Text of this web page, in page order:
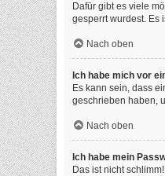
Dafür gibt es viele
gesperrt wurdest. Es
Nach oben
Ich habe mich vor
Es kann sein, dass
geschrieben haben,
Nach oben
Ich habe mein
Das ist nicht